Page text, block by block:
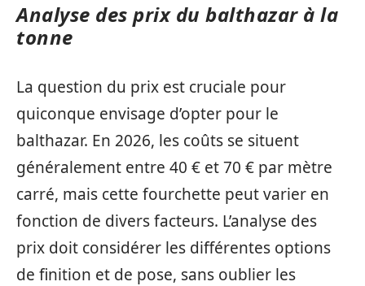
Analyse des prix du balthazar à la
tonne
La question du prix est cruciale pour
quiconque envisage d’opter pour le
balthazar. En 2026, les coûts se situent
généralement entre 40 € et 70 € par mètre
carré, mais cette fourchette peut varier en
fonction de divers facteurs. L’analyse des
prix doit considérer les différentes options
de finition et de pose, sans oublier les